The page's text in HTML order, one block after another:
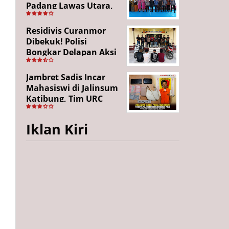
Padang Lawas Utara,
Tandai Babak Baru
Pelayanan Kepolisian
Residivis Curanmor
Dibekuk! Polisi
Bongkar Delapan Aksi
Pencurian di
Candipuro, Empat
Pelaku Ditangkap
Jambret Sadis Incar
Mahasiswi di Jalinsum
Katibung, Tim URC
Ringkus Pelaku dan
Iklan Kiri